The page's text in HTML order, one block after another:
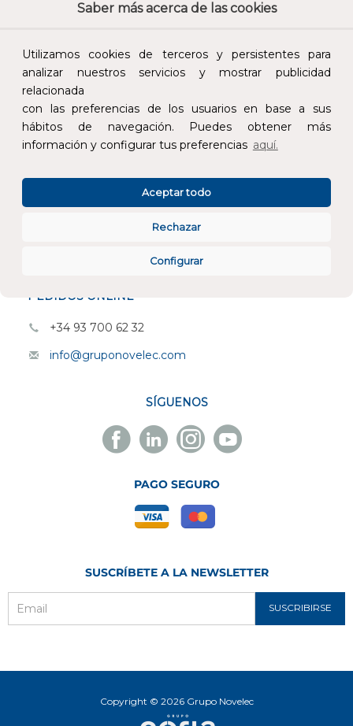
Saber más acerca de las cookies
Utilizamos cookies de terceros y persistentes para
analizar nuestros servicios y mostrar publicidad
relacionada
con las preferencias de los usuarios en base a sus
hábitos de navegación. Puedes obtener más
información y configurar tus preferencias aquí.
Configurar
Rechazar
Aceptar todo
Atención al cliente
PEDIDOS ONLINE
+34 93 700 62 32
info@gruponovelec.com
SÍGUENOS
Facebook
Novelec
Linkedin
Novelec
Instagram
Novelec
Youtube
Novelec
PAGO SEGURO
SUSCRÍBETE A LA NEWSLETTER
SUSCRIBIRSE
Copyright © 2026 Grupo Novelec